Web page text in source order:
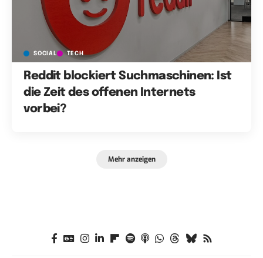
SOCIAL TECH
Reddit blockiert Suchmaschinen: Ist
die Zeit des offenen Internets
vorbei?
Mehr anzeigen